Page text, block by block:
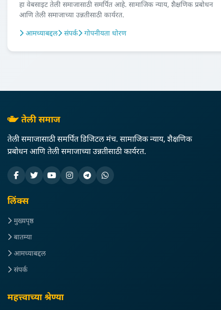
हा वेबसाइट तेली समाजासाठी समर्पित आहे. सामाजिक न्याय, शैक्षणिक प्रबोधन
आणि तेली समाजाच्या उन्नतीसाठी कार्यरत.
आमच्याबद्दल
संपर्क गोपनीयता धोरण
तेली समाज
तेली समाजासाठी समर्पित डिजिटल मंच. सामाजिक न्याय, शैक्षणिक
प्रबोधन आणि तेली समाजाच्या उन्नतीसाठी कार्यरत.
लिंक्स
मुख्यपृष्ठ
बातम्या
आमच्याबद्दल
संपर्क
महत्त्वाच्या श्रेण्या